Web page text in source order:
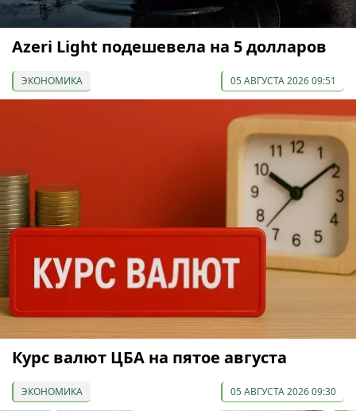
Azeri Light подешевела на 5 долларов
ЭКОНОМИКА 05 АВГУСТА 2026 09:51
Курс валют ЦБА на пятое августа
ЭКОНОМИКА 05 АВГУСТА 2026 09:30